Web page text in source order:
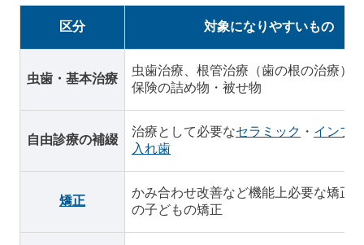
区分 対象になりやすいもの
虫歯・基本治療
虫歯治療、根管治療（歯の根の治療）
保険の詰め物・被せ物
自由診療の補綴
治療として必要なセラミック ・ インプ
入れ歯
矯正
かみ合わせ改善など機能上必要な矯正
の子どもの矯正